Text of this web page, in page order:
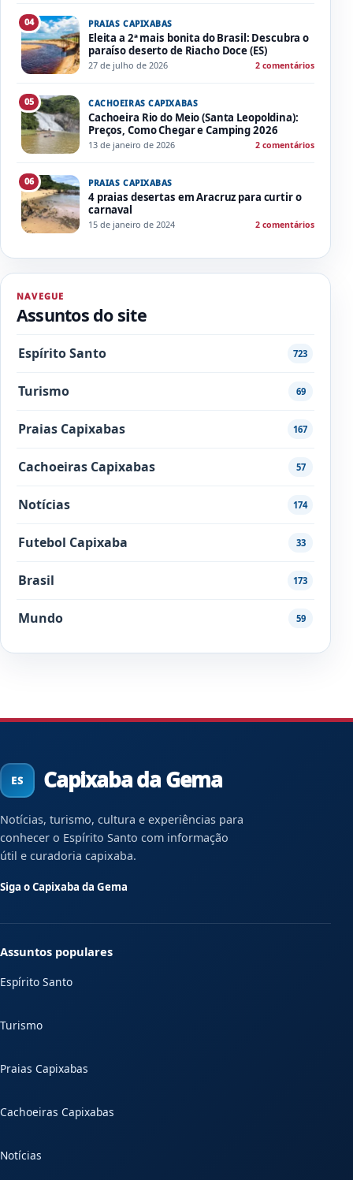
04 PRAIAS CAPIXABAS
Eleita a 2ª mais bonita do Brasil: Descubra o
paraíso deserto de Riacho Doce (ES)
27 de julho de 2026 2 comentários
05 CACHOEIRAS CAPIXABAS
Cachoeira Rio do Meio (Santa Leopoldina):
Preços, Como Chegar e Camping 2026
13 de janeiro de 2026 2 comentários
06 PRAIAS CAPIXABAS
4 praias desertas em Aracruz para curtir o
carnaval
15 de janeiro de 2024 2 comentários
NAVEGUE
Assuntos do site
Espírito Santo 723
Turismo 69
Praias Capixabas 167
Cachoeiras Capixabas 57
Notícias 174
Futebol Capixaba 33
Brasil 173
Mundo 59
Capixaba da Gema
Notícias, turismo, cultura e experiências para
conhecer o Espírito Santo com informação
útil e curadoria capixaba.
Siga o Capixaba da Gema
Assuntos populares
Espírito Santo
Turismo
Praias Capixabas
Cachoeiras Capixabas
Notícias